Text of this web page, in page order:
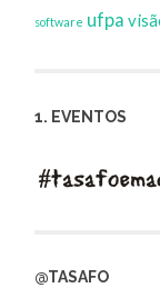
software ufpa
1. EVENTOS
@TASAFO